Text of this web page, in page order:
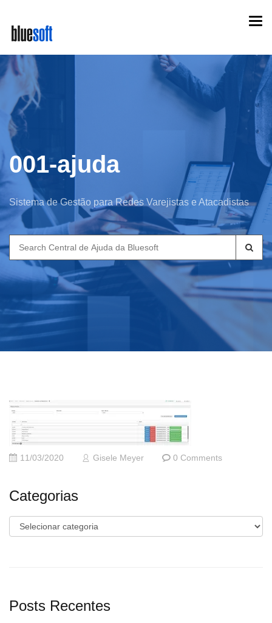
main
content
001-ajuda
Sistema de Gestão para Redes Varejistas e Atacadistas
Search
for:
11/03/2020 Gisele Meyer 0 Comments
Categorias
Categorias
Posts Recentes